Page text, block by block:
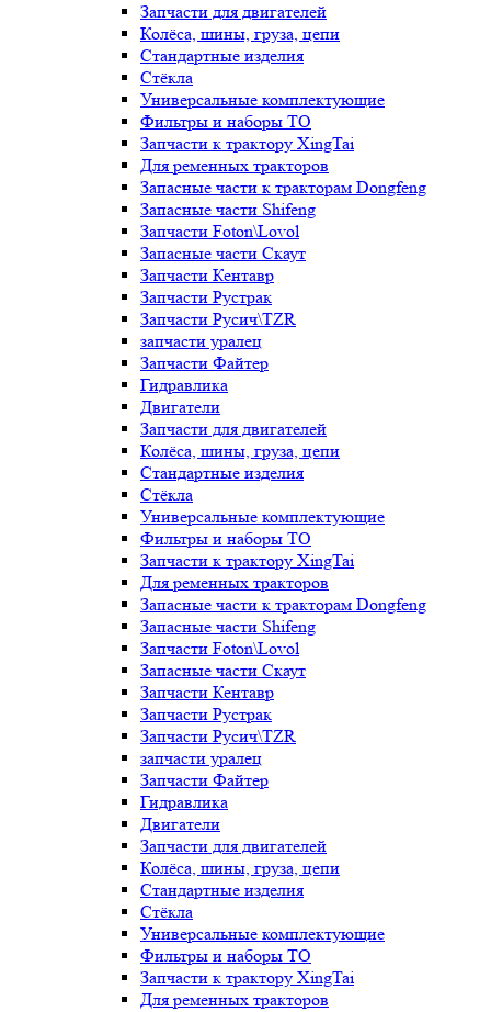
Запчасти для двигателей
Колёса, шины, груза, цепи
Стандартные изделия
Стёкла
Универсальные комплектующие
Фильтры и наборы ТО
Запчасти к трактору XingTai
Для ременных тракторов
Запасные части к тракторам Dongfeng
Запасные части Shifeng
Запчасти Foton\Lovol
Запасные части Скаут
Запчасти Кентавр
Запчасти Рустрак
Запчасти Русич\TZR
запчасти уралец
Запчасти Файтер
Гидравлика
Двигатели
Запчасти для двигателей
Колёса, шины, груза, цепи
Стандартные изделия
Стёкла
Универсальные комплектующие
Фильтры и наборы ТО
Запчасти к трактору XingTai
Для ременных тракторов
Запасные части к тракторам Dongfeng
Запасные части Shifeng
Запчасти Foton\Lovol
Запасные части Скаут
Запчасти Кентавр
Запчасти Рустрак
Запчасти Русич\TZR
запчасти уралец
Запчасти Файтер
Гидравлика
Двигатели
Запчасти для двигателей
Колёса, шины, груза, цепи
Стандартные изделия
Стёкла
Универсальные комплектующие
Фильтры и наборы ТО
Запчасти к трактору XingTai
Для ременных тракторов